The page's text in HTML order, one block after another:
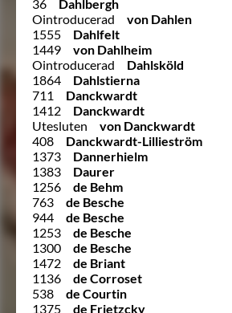
36
Dahlbergh
Ointroducerad
von Dahlen
1555
Dahlfelt
1449
von Dahlheim
Ointroducerad
Dahlsköld
1864
Dahlstierna
711
Danckwardt
1412
Danckwardt
Utesluten
von Danckwardt
408
Danckwardt-Lillieström
1373
Dannerhielm
1383
Daurer
1256
de Behm
763
de Besche
944
de Besche
1253
de Besche
1300
de Besche
1472
de Briant
1136
de Corroset
538
de Courtin
1375
de Frietzcky